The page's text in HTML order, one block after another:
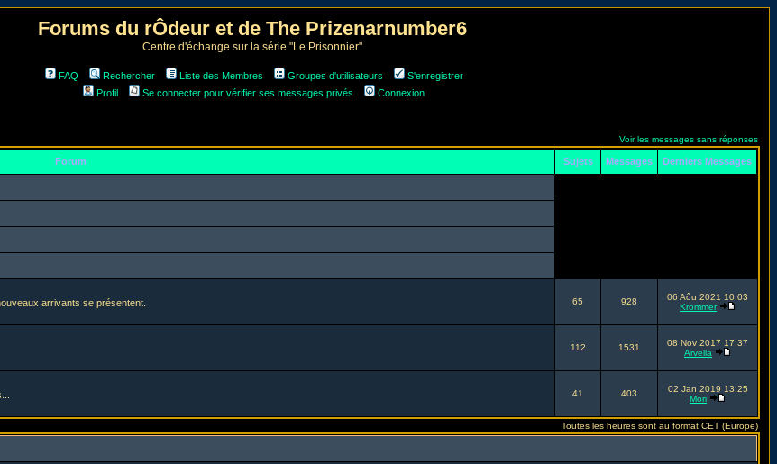
Forums du rÔdeur et de The Prizenarnumber6
Centre d'échange sur la série "Le Prisonnier"
FAQ Rechercher Liste des Membres Groupes d'utilisateurs
S'enregistrer
Profil
Se connecter pour vérifier ses messages privés Connexion
Voir les messages sans réponses
Forum Sujets Messages Derniers Messages
arrivants se présentent. 65 928
06 Aôu 2021 10:03
Krommer
112 1531
08 Nov 2017 17:37
Arvella
41 403
02 Jan 2019 13:25
Mori
Toutes les heures sont au format CET (Europe)